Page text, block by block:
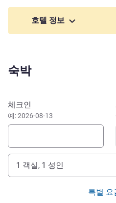
undercover car park and an
is open from June to mid-
sunny weather. Promenade
and traditional restaurants.
Magnan is delighted to
stay on the French Riviera is
Halima BENHADJ 호텔 관리
호텔 정보
숙박
이 호텔 예약하기
체크인
예: 2026-08-13
1 객실, 1 성인
특별 요